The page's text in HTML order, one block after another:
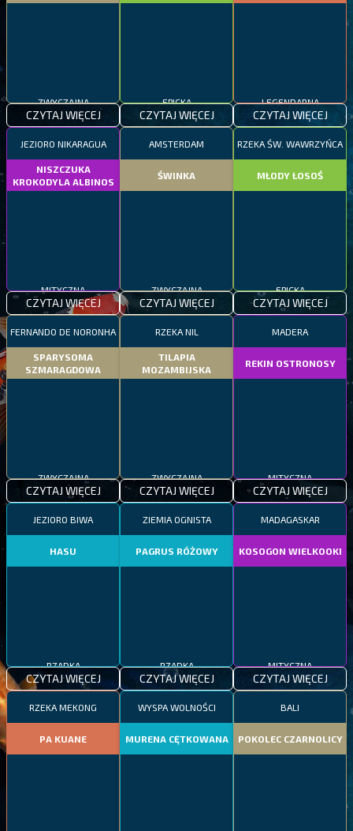
ZWYCZAJNA
CZYTAJ WIĘCEJ
EPICKA
CZYTAJ WIĘCEJ
LEGENDARNA
CZYTAJ WIĘCEJ
JEZIORO NIKARAGUA
NISZCZUKA
KROKODYLA ALBINOS
MITYCZNA
CZYTAJ WIĘCEJ
AMSTERDAM
ŚWINKA
ZWYCZAJNA
CZYTAJ WIĘCEJ
RZEKA ŚW. WAWRZYŃCA
MŁODY ŁOSOŚ
EPICKA
CZYTAJ WIĘCEJ
FERNANDO DE NORONHA
SPARYSOMA
SZMARAGDOWA
ZWYCZAJNA
CZYTAJ WIĘCEJ
RZEKA NIL
TILAPIA
MOZAMBIJSKA
ZWYCZAJNA
CZYTAJ WIĘCEJ
MADERA
REKIN OSTRONOSY
MITYCZNA
CZYTAJ WIĘCEJ
JEZIORO BIWA
HASU
RZADKA
CZYTAJ WIĘCEJ
ZIEMIA OGNISTA
PAGRUS RÓŻOWY
RZADKA
CZYTAJ WIĘCEJ
MADAGASKAR
KOSOGON WIELKOOKI
MITYCZNA
CZYTAJ WIĘCEJ
RZEKA MEKONG
PA KUANE
WYSPA WOLNOŚCI
MURENA CĘTKOWANA
BALI
POKOLEC CZARNOLICY